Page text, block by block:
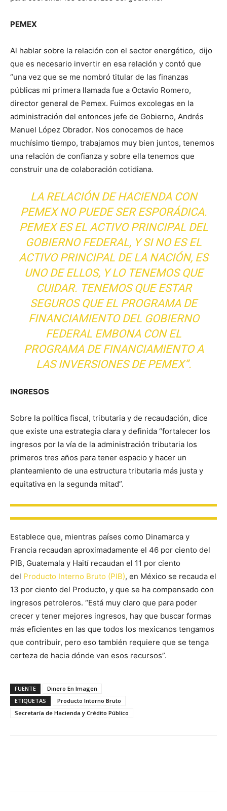
PEMEX
Al hablar sobre la relación con el sector energético, dijo
que es necesario invertir en esa relación y contó que
“una vez que se me nombró titular de las finanzas
públicas mi primera llamada fue a Octavio Romero,
director general de Pemex. Fuimos excolegas en la
administración del entonces jefe de Gobierno, Andrés
Manuel López Obrador. Nos conocemos de hace
muchísimo tiempo, trabajamos muy bien juntos, tenemos
una relación de confianza y sobre ella tenemos que
construir una de colaboración cotidiana.
LA RELACIÓN DE HACIENDA CON
PEMEX NO PUEDE SER ESPORÁDICA.
PEMEX ES EL ACTIVO PRINCIPAL DEL
GOBIERNO FEDERAL, Y SI NO ES EL
ACTIVO PRINCIPAL DE LA NACIÓN, ES
UNO DE ELLOS, Y LO TENEMOS QUE
CUIDAR. TENEMOS QUE ESTAR
SEGUROS QUE EL PROGRAMA DE
FINANCIAMIENTO DEL GOBIERNO
FEDERAL EMBONA CON EL
PROGRAMA DE FINANCIAMIENTO A
LAS INVERSIONES DE PEMEX”.
INGRESOS
Sobre la política fiscal, tributaria y de recaudación, dice
que existe una estrategia clara y definida “fortalecer los
ingresos por la vía de la administración tributaria los
primeros tres años para tener espacio y hacer un
planteamiento de una estructura tributaria más justa y
equitativa en la segunda mitad”.
Establece que, mientras países como Dinamarca y
Francia recaudan aproximadamente el 46 por ciento del
PIB, Guatemala y Haití recaudan el 11 por ciento
del Producto Interno Bruto (PIB), en México se recauda el
13 por ciento del Producto, y que se ha compensado con
ingresos petroleros. “Está muy claro que para poder
crecer y tener mejores ingresos, hay que buscar formas
más eficientes en las que todos los mexicanos tengamos
que contribuir, pero eso también requiere que se tenga
certeza de hacia dónde van esos recursos”.
FUENTE
Dinero En Imagen
ETIQUETAS
Producto Interno Bruto
Secretaría de Hacienda y Crédito Público